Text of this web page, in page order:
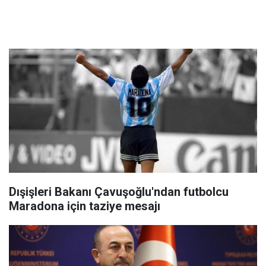
Dışişleri Bakanı Çavuşoğlu'ndan futbolcu
Maradona için taziye mesajı